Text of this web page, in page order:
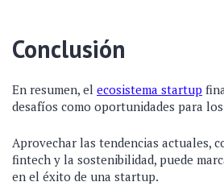
Conclusión
En resumen, el ecosistema startup
desafíos como oportunidades para
Aprovechar las tendencias actuales,
fintech y la sostenibilidad, puede
en el éxito de una startup.